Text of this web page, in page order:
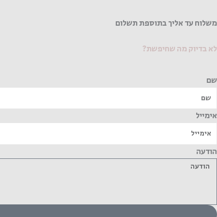
משלוח עד אליך בתוספת תשלום
לא בדיוק מה שחיפשת?
שם
אימייל
הודעה